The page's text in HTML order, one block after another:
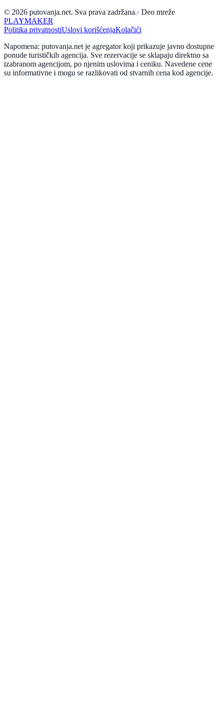
© 2026 putovanja.net. Sva prava zadržana.· Deo mreže
PLAYMAKER
Politika privatnostiUslovi korišćenjaKolačići
Napomena: putovanja.net je agregator koji prikazuje javno dostupne
ponude turističkih agencija. Sve rezervacije se sklapaju direktno sa
izabranom agencijom, po njenim uslovima i ceniku. Navedene cene
su informativne i mogu se razlikovati od stvarnih cena kod agencije.